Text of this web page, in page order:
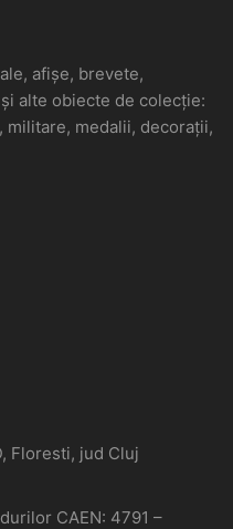
afișe, brevete,
alte obiecte de colecție:
medalii, decorații,
Floresti, jud Cluj
CAEN: 4791 –